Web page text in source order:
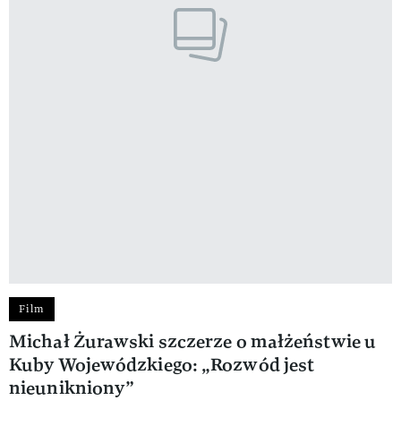
Film
Michał Żurawski szczerze o małżeństwie u
Kuby Wojewódzkiego: „Rozwód jest
nieunikniony”